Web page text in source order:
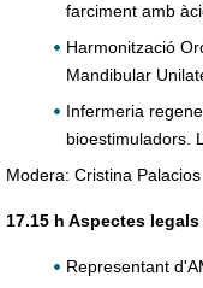
farciment amb
Harmonització
Mandibular
Infermeria
bioestimuladors.
Modera: Cristina Palacios
17.15 h Aspectes
Representant